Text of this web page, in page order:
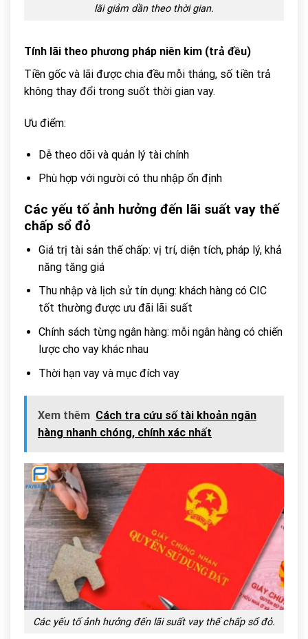
lãi giảm dần theo thời gian.
Tính lãi theo phương pháp niên kim (trả đều)
Tiền gốc và lãi được chia đều mỗi tháng, số tiền trả
không thay đổi trong suốt thời gian vay.
Ưu điểm:
Dễ theo dõi và quản lý tài chính
Phù hợp với người có thu nhập ổn định
Các yếu tố ảnh hưởng đến lãi suất vay thế
chấp sổ đỏ
Giá trị tài sản thế chấp: vị trí, diện tích, pháp lý, khả
năng tăng giá
Thu nhập và lịch sử tín dụng: khách hàng có CIC
tốt thường được ưu đãi lãi suất
Chính sách từng ngân hàng: mỗi ngân hàng có chiến
lược cho vay khác nhau
Thời hạn vay và mục đích vay
Xem thêm Cách tra cứu số tài khoản ngân
hàng nhanh chóng, chính xác nhất
Các yếu tố ảnh hưởng đến lãi suất vay thế chấp sổ đỏ.